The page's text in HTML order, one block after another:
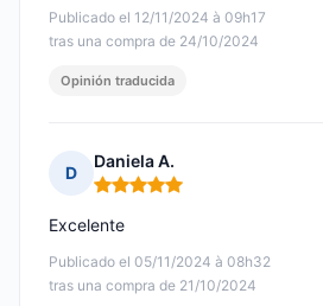
Publicado el 12/11/2024 à 09h17
tras una compra de 24/10/2024
Opinión traducida
D
Daniela A.
Nota: 5 de 5
Publicado el 05/11/2024 à 08h32
tras una compra de 21/10/2024
Excelente